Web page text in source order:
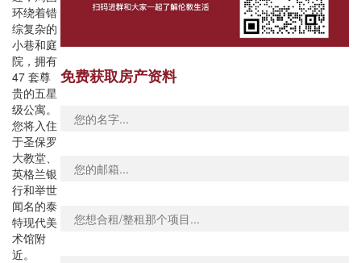
环绕着错
综复杂的
小巷和庭
院，拥有
47 套尊
贵的五星
级公寓。
您将入住
于圣保罗
大教堂、
英格兰银
行和举世
闻名的泰
特现代美
术馆附
近。
免费获取房产资料